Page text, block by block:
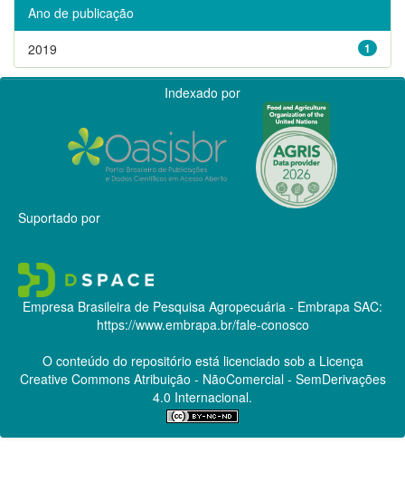
Ano de publicação
1
2019
Indexado por
Suportado por
Empresa Brasileira de Pesquisa Agropecuária - Embrapa SAC:
https://www.embrapa.br/fale-conosco
O conteúdo do repositório está licenciado sob a Licença
Creative CommonsAtribuição - NãoComercial - SemDerivações
4.0 Internacional.